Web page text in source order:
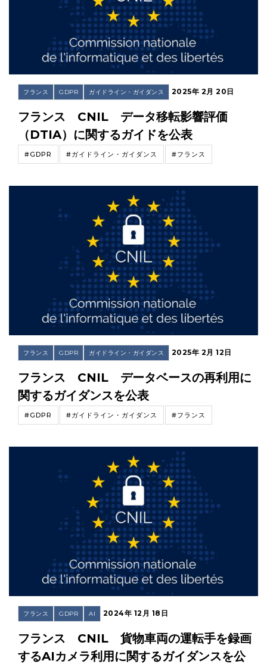
フランス GDPR ガイドライン・ガイダンス 2025年 2月 20日
フランス CNIL データ移転影響評価
（DTIA）に関するガイドを公表
#GDPR #ガイドライン・ガイダンス #フランス
フランス GDPR ガイドライン・ガイダンス 2025年 2月 12日
フランス CNIL データベースの再利用に
関するガイダンスを公表
#GDPR #ガイドライン・ガイダンス #フランス
フランス GDPR AI 2024年 12月 18日
フランス CNIL 貨物車両の運転手を録画
するAIカメラ利用に関するガイダンスを公